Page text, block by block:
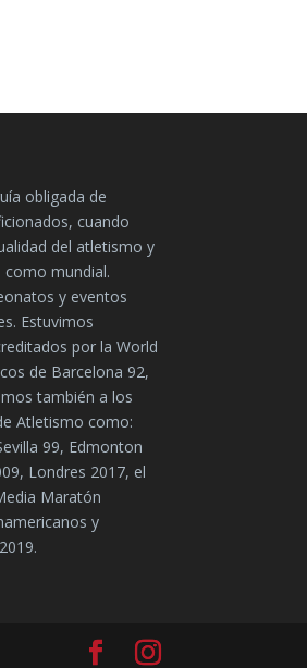
obligada de
cuando
del atletismo y
mundial.
y eventos
Estuvimos
por la World
de Barcelona 92,
también a los
Atletismo como:
99, Edmonton
Londres 2017, el
Maratón
y